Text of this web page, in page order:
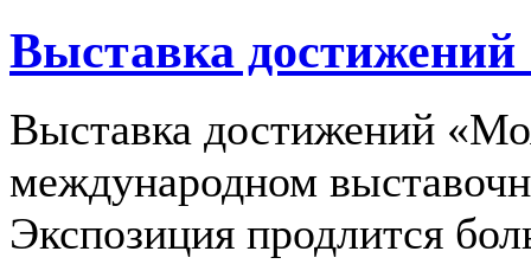
Выставка
Выставка достижений
международном
Экспозиция продлится